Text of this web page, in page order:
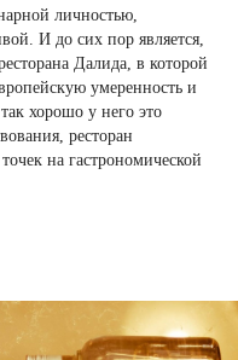
личностью,
И до сих пор является,
Далида, в которой
умеренность и
хорошо у него это
ресторан
на гастрономической